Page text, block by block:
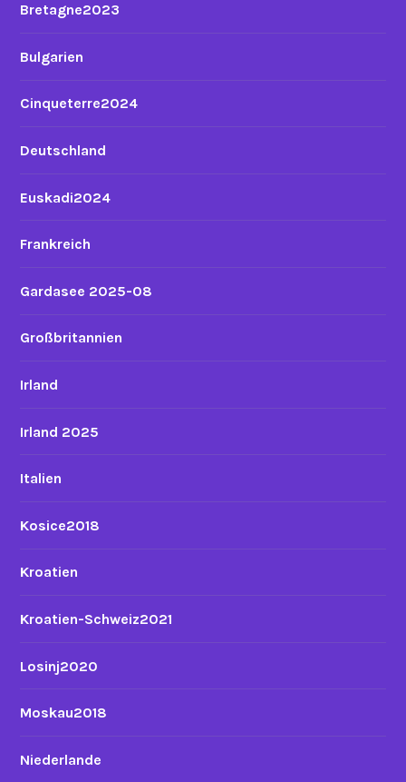
Bretagne2023
Bulgarien
Cinqueterre2024
Deutschland
Euskadi2024
Frankreich
Gardasee 2025-08
Großbritannien
Irland
Irland 2025
Italien
Kosice2018
Kroatien
Kroatien-Schweiz2021
Losinj2020
Moskau2018
Niederlande